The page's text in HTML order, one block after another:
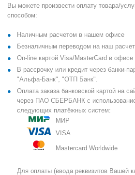
Вы можете произвести оплату товара/
способом:
Наличным расчетом в нашем офисе
Безналичным переводом на наш
On-line картой Visa/MasterCard в
В рассрочку или кредит через банки-
"Альфа-Банк", "ОТП Банк".
Оплата заказа банковской картой на
через ПАО СБЕРБАНК с
следующих платёжных систем:
МИР
VISA
Mastercard Worldwide
Для оплаты (ввода реквизитов Вашей